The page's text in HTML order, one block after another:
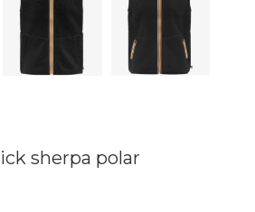
sherpa polar